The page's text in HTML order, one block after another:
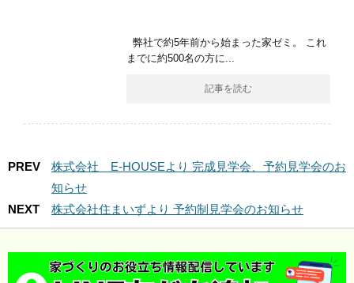
弊社で約5年前から始まった家ゼミ。 これ
までに約500名の方に...
記事を読む
PREV
株式会社 E-HOUSEより 完成見学会、予約見学会のお
知らせ
NEXT
株式会社住まいずより 予約制見学会のお知らせ